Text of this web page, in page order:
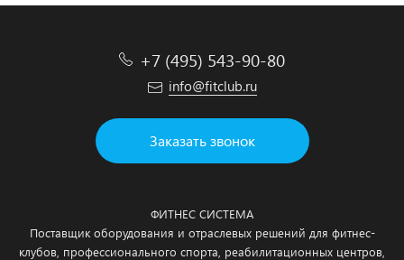
+7 (495) 543-90-80
info@fitclub.ru
Заказать звонок
ФИТНЕС СИСТЕМА
Поставщик оборудования и отраслевых решений для фитнес-
клубов, профессионального спорта, реабилитационных центров,